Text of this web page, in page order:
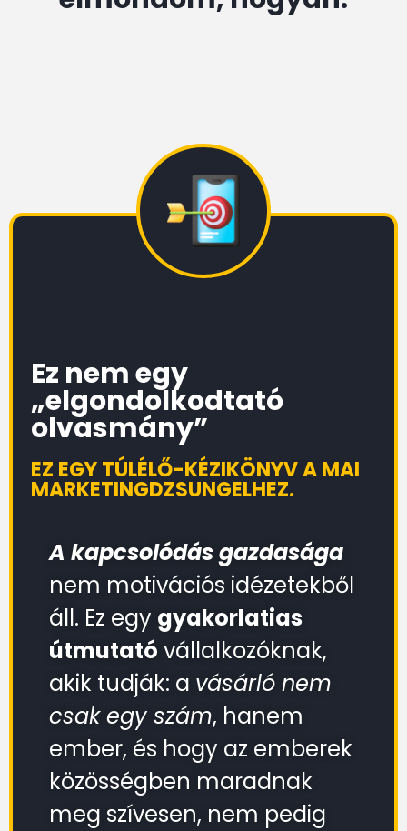
Ez nem egy
„elgondolkodtató
olvasmány”
EZ EGY TÚLÉLŐ-KÉZIKÖNYV A MAI
MARKETINGDZSUNGELHEZ.
A kapcsolódás gazdasága
nem motivációs idézetekből
áll. Ez egy gyakorlatias
útmutató vállalkozóknak,
akik tudják: a vásárló nem
csak egy szám, hanem
ember, és hogy az emberek
közösségben maradnak
meg szívesen, nem pedig